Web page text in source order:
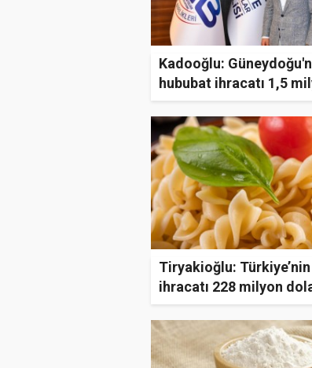
Kadooğlu:
hububat ihracatı 1,5
Tiryakioğlu:
ihracatı 228 milyon